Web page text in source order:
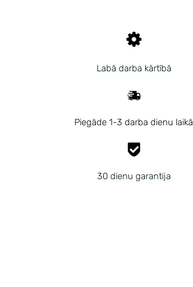
Labā darba kārtībā
Piegāde 1-3 darba dienu laikā
30 dienu garantija